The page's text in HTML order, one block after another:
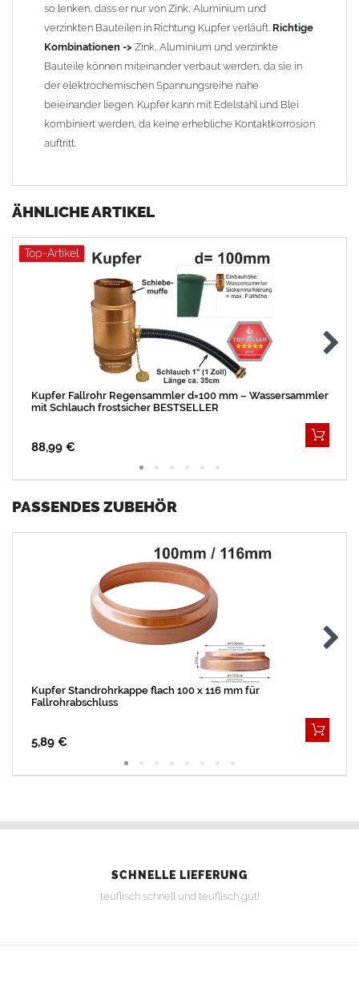
so lenken, dass er nur von Zink, Aluminium und
verzinkten Bauteilen in Richtung Kupfer verläuft. Richtige
Kombinationen -> Zink, Aluminium und verzinkte
Bauteile können miteinander verbaut werden, da sie in
der elektrochemischen Spannungsreihe nahe
beieinander liegen. Kupfer kann mit Edelstahl und Blei
kombiniert werden, da keine erhebliche Kontaktkorrosion
auftritt.
ÄHNLICHE ARTIKEL
Top-Artikel
Kupfer Fallrohr Regensammler d=100 mm – Wassersammler
mit Schlauch frostsicher BESTSELLER
88,99 €
PASSENDES ZUBEHÖR
Kupfer Standrohrkappe flach 100 x 116 mm für
Fallrohrabschluss
5,89 €
SCHNELLE LIEFERUNG
teuflisch schnell und teuflisch gut!